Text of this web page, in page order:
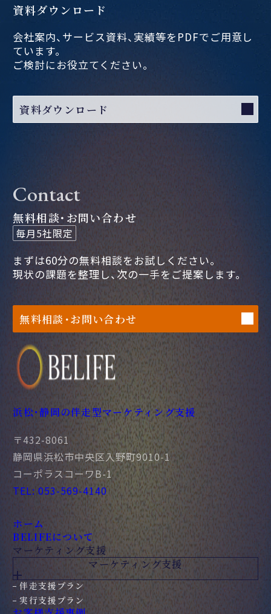
資料ダウンロード
会社案内、サービス資料、実績等をPDFでご用意し
ています。
ご検討にお役立てください。
資料ダウンロード
Contact
無料相談・お問い合わせ
毎月5社限定
まずは60分の無料相談をお試しください。
現状の課題を整理し、次の一手をご提案します。
無料相談・お問い合わせ
浜松・静岡の伴走型マーケティング支援
〒432-8061
静岡県浜松市中央区入野町9010-1
コーポラスコーワB-1
TEL: 053-569-4140
ホーム
BELIFEについて
マーケティング支援
マーケティング支援
伴走支援プラン
実行支援プラン